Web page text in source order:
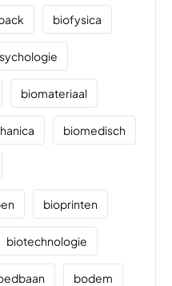
biofysica
biomateriaal
biomedisch
bioprinten
biotechnologie
bodem